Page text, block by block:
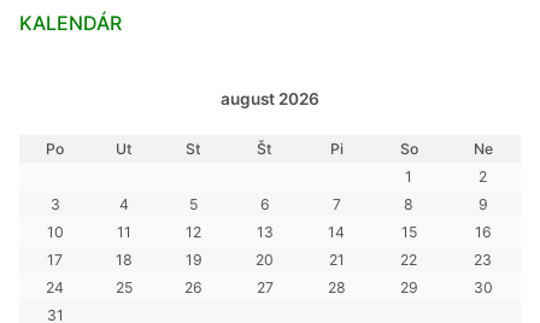
KALENDÁR
august 2026
Po Ut St Št Pi So
Ne
1
2
3
4 5 6 7 8
9
10
11 12 13 14 15
16
17
18 19 20 21 22
23
24
25 26 27 28 29
30
31